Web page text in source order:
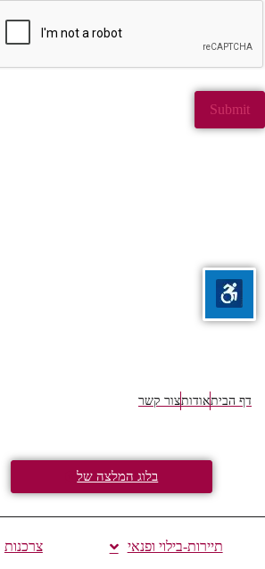
דף הביתאודותצור קשר
בלוג המלצה של
תיירות-בילוי ופנאי צרכנות